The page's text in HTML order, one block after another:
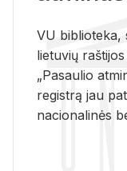
VU biblioteka,
lietuvių
„Pasaulio
registrą jau
nacionalinės